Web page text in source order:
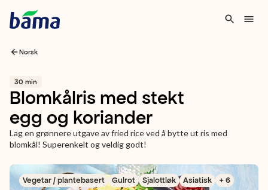
Norsk
30 min
Blomkålris med stekt
egg og koriander
Lag en grønnere utgave av fried rice ved å bytte ut ris med
blomkål! Superenkelt og veldig godt!
Vegetar / plantebasert Gulrot Sjalottløk Asiatisk + 6